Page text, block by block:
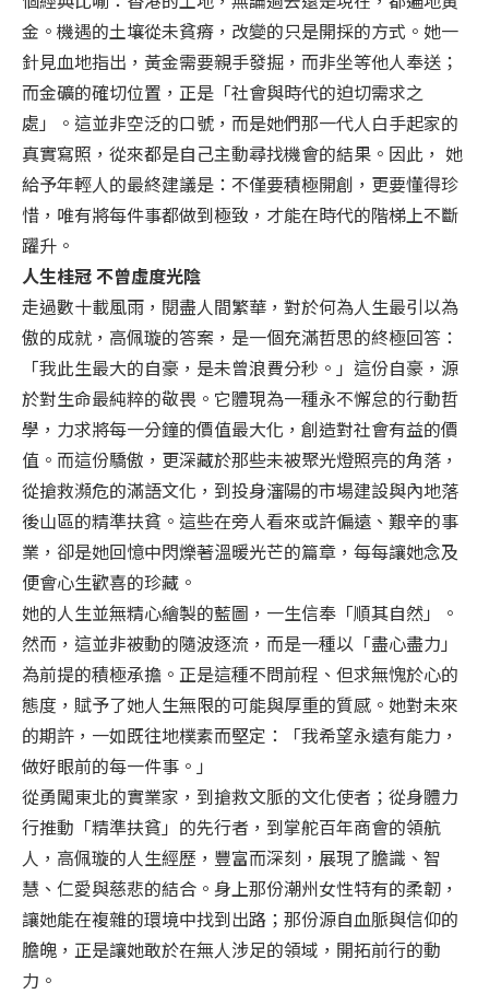
金。機遇的土壤從未貧瘠，改變的只是開採的方式。她一
針見血地指出，黃金需要親手發掘，而非坐等他人奉送；
而金礦的確切位置，正是「社會與時代的迫切需求之
處」。這並非空泛的口號，而是她們那一代人白手起家的
真實寫照，從來都是自己主動尋找機會的結果。因此， 她
給予年輕人的最終建議是：不僅要積極開創，更要懂得珍
惜，唯有將每件事都做到極致，才能在時代的階梯上不斷
躍升。
人生桂冠 不曾虛度光陰
走過數十載風雨，閱盡人間繁華，對於何為人生最引以為
傲的成就，高佩璇的答案，是一個充滿哲思的終極回答：
「我此生最大的自豪，是未曾浪費分秒。」這份自豪，源
於對生命最純粹的敬畏。它體現為一種永不懈怠的行動哲
學，力求將每一分鐘的價值最大化，創造對社會有益的價
值。而這份驕傲，更深藏於那些未被聚光燈照亮的角落，
從搶救瀕危的滿語文化，到投身瀋陽的市場建設與內地落
後山區的精準扶貧。這些在旁人看來或許偏遠、艱辛的事
業，卻是她回憶中閃爍著溫暖光芒的篇章，每每讓她念及
便會心生歡喜的珍藏。
她的人生並無精心繪製的藍圖，一生信奉「順其自然」。
然而，這並非被動的隨波逐流，而是一種以「盡心盡力」
為前提的積極承擔。正是這種不問前程、但求無愧於心的
態度，賦予了她人生無限的可能與厚重的質感。她對未來
的期許，一如既往地樸素而堅定：「我希望永遠有能力，
做好眼前的每一件事。」
從勇闖東北的實業家，到搶救文脈的文化使者；從身體力
行推動「精準扶貧」的先行者，到掌舵百年商會的領航
人，高佩璇的人生經歷，豐富而深刻，展現了膽識、智
慧、仁愛與慈悲的結合。身上那份潮州女性特有的柔韌，
讓她能在複雜的環境中找到出路；那份源自血脈與信仰的
膽魄，正是讓她敢於在無人涉足的領域，開拓前行的動
力。